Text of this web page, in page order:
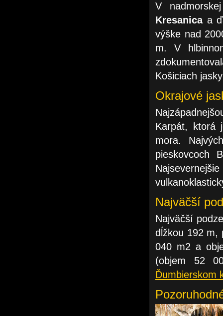
V
Kresanicaa
výške nad
m. V
Košiciach
Okrajové
Karpát, ktorá
mora.
pieskovcoch
Najväčší
Najväčší
dĺžkou 192 m,
040 m2 a
(objem 52
Ďumbierskom